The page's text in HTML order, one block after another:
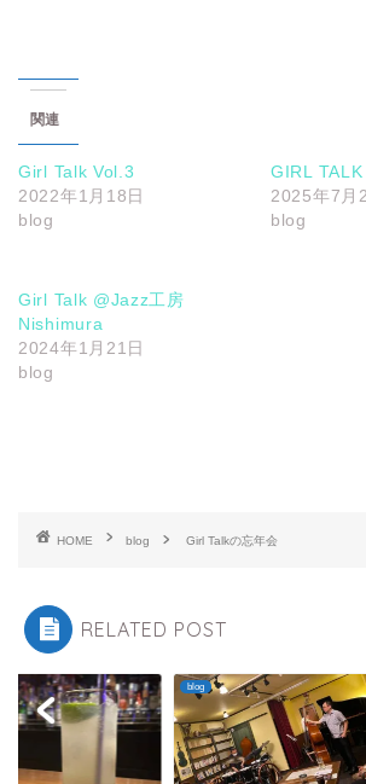
関連
Girl Talk Vol.3
2022年1月18日
blog
GIRL TALK
2025年7月
blog
Girl Talk @Jazz工房
Nishimura
2024年1月21日
blog
HOME blog Girl Talkの忘年会
RELATED POST
blog